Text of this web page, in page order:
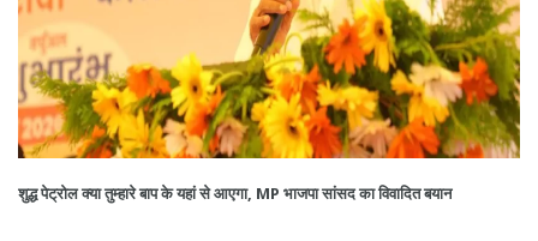
शुद्ध पेट्रोल क्या तुम्हारे बाप के यहां से आएगा, MP भाजपा सांसद का विवादित बयान